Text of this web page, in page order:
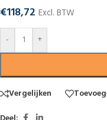
€118,72 Excl. BTW
-
+
Vergelijken